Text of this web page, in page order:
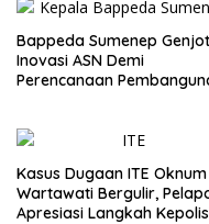
Bappeda Sumenep Genjot
Inovasi ASN Demi
Perencanaan
Kasus Dugaan ITE Oknum
Wartawati Bergulir,
Apresiasi Langkah